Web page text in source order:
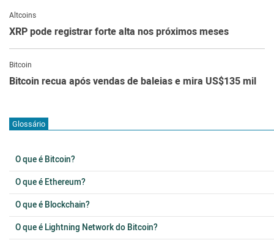
Altcoins
XRP pode registrar forte alta nos próximos meses
Bitcoin
Bitcoin recua após vendas de baleias e mira US$135 mil
Glossário
O que é Bitcoin?
O que é Ethereum?
O que é Blockchain?
O que é Lightning Network do Bitcoin?